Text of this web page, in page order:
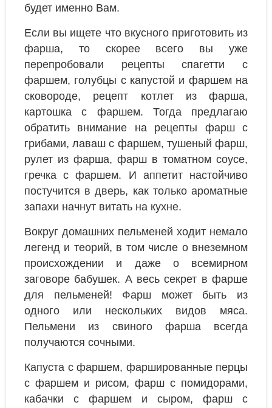
будет именно Вам.
Если вы ищете что вкусного приготовить из
фарша, то скорее всего вы уже
перепробовали рецепты спагетти с
фаршем, голубцы с капустой и фаршем на
сковороде, рецепт котлет из фарша,
картошка с фаршем. Тогда предлагаю
обратить внимание на рецепты фарш с
грибами, лаваш с фаршем, тушеный фарш,
рулет из фарша, фарш в томатном соусе,
гречка с фаршем. И аппетит настойчиво
постучится в дверь, как только ароматные
запахи начнут витать на кухне.
Вокруг домашних пельменей ходит немало
легенд и теорий, в том числе о внеземном
происхождении и даже о всемирном
заговоре бабушек. А весь секрет в фарше
для пельменей! Фарш может быть из
одного или нескольких видов мяса.
Пельмени из свиного фарша всегда
получаются сочными.
Капуста с фаршем, фаршированные перцы
с фаршем и рисом, фарш с помидорами,
кабачки с фаршем и сыром, фарш с